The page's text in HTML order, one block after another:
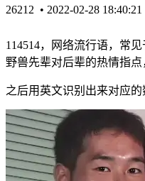
26212 • 2022-02-28 18:40:21
114514，网络流行语，常
野兽先辈对后辈的热情指
之后用英文识别出来对应